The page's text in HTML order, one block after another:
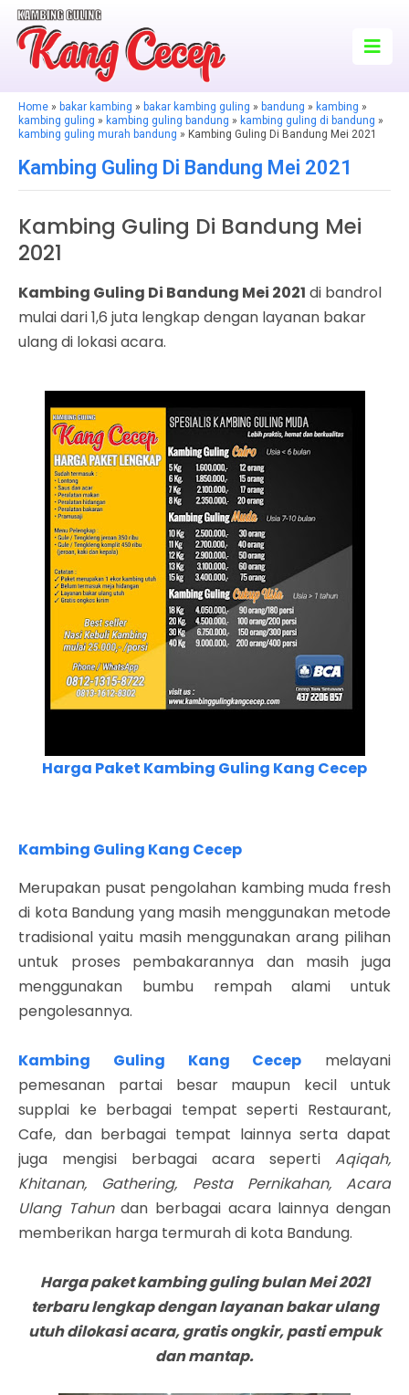
Home » bakar kambing » bakar kambing guling » bandung » kambing »
kambing guling » kambing guling bandung » kambing guling di bandung »
kambing guling murah bandung » Kambing Guling Di Bandung Mei 2021
Kambing Guling Di Bandung Mei 2021
Kambing Guling Di Bandung Mei
2021
Kambing Guling Di Bandung Mei 2021 di bandrol
mulai dari 1,6 juta lengkap dengan layanan bakar
ulang di lokasi acara.
Harga Paket Kambing Guling Kang Cecep
Kambing Guling Kang Cecep
Merupakan pusat pengolahan kambing muda fresh
di kota Bandung yang masih menggunakan metode
tradisional yaitu masih menggunakan arang pilihan
untuk proses pembakarannya dan masih juga
menggunakan bumbu rempah alami untuk
pengolesannya.
Kambing Guling Kang Cecep melayani
pemesanan partai besar maupun kecil untuk
supplai ke berbagai tempat seperti Restaurant,
Cafe, dan berbagai tempat lainnya serta dapat
juga mengisi berbagai acara seperti Aqiqah,
Khitanan, Gathering, Pesta Pernikahan, Acara
Ulang Tahundan berbagai acara lainnya dengan
memberikan harga termurah di kota Bandung.
Harga paket kambing guling bulan Mei 2021
terbaru lengkap dengan layanan bakar ulang
utuh dilokasi acara, gratis ongkir, pasti empuk
dan mantap.